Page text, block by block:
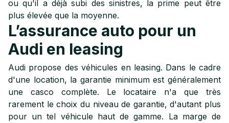
ou qu'il a déjà subi des sinistres, la prime peut être
plus élevée que la moyenne.
L’assurance auto pour un
Audi en leasing
Audi propose des véhicules en leasing. Dans le cadre
d'une location, la garantie minimum est généralement
une casco complète. Le locataire n'a que très
rarement le choix du niveau de garantie, d'autant plus
pour un tel véhicule haut de gamme. La marge de